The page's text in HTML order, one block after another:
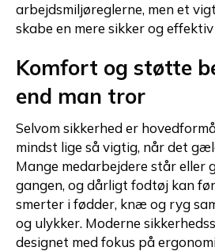
arbejdsmiljøreglerne, men et
skabe en mere sikker og
Komfort og støtte
end man tror
Selvom sikkerhed er
mindst lige så vigtig, når det
Mange medarbejdere står eller
gangen, og dårligt fodtøj kan
smerter i fødder, knæ og ryg
og ulykker. Moderne
designet med fokus på